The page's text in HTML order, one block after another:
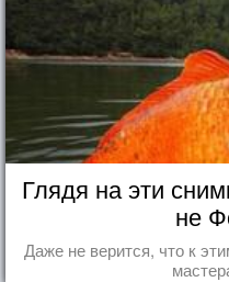
Глядя на эти
не
Даже не верится, что к